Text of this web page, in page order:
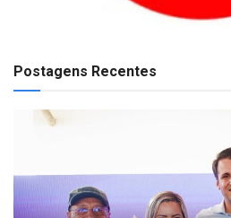
Postagens Recentes